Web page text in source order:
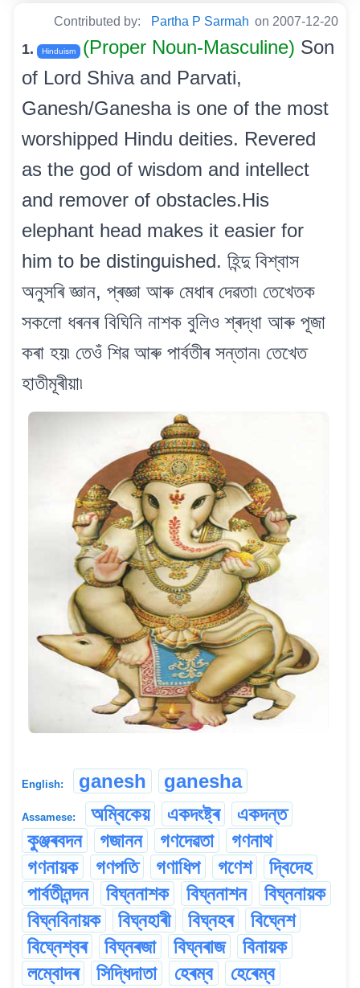
Contributed by: Partha P Sarmah on 2007-12-20
1. Hinduism (Proper Noun-Masculine) Son
of Lord Shiva and Parvati,
Ganesh/Ganesha is one of the most
worshipped Hindu deities. Revered
as the god of wisdom and intellect
and remover of obstacles.His
elephant head makes it easier for
him to be distinguished. হিন্দু বিশ্বাস
অনুসৰি জ্ঞান, প্ৰজ্ঞা আৰু মেধাৰ দেৱতা৷ তেখেতক
সকলো ধৰনৰ বিঘিনি নাশক বুলিও শ্ৰদ্ধা আৰু পূজা
কৰা হয়৷ তেওঁ শিৱ আৰু পাৰ্বতীৰ সন্তান৷ তেখেত
হাতীমূৰীয়া৷
English: ganesh ganesha
Assamese: অম্বিকেয় একদংষ্ট্ৰ
একদন্ত
কুঞ্জৰবদন
গজানন গণদেৱতা
গণনাথ
গণনায়ক
গণপতি গণাধিপ গণেশ
দ্বিদেহ
পাৰ্বতীনন্দন
বিঘ্ননাশক বিঘ্ননাশন
বিঘ্ননায়ক
বিঘ্নবিনায়ক
বিঘ্নহাৰী বিঘ্নহৰ
বিঘ্নেশ
বিঘ্নেশ্বৰ
বিঘ্নৰজা বিঘ্নৰাজ
বিনায়ক
লম্বোদৰ
সিদ্ধিদাতা হেৰম্ব হেৰেম্ব